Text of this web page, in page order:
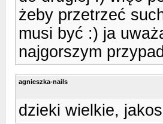
żeby przetrzeć
musi być :) ja
najgorszym
agnieszka-nails
dzieki wielkie,